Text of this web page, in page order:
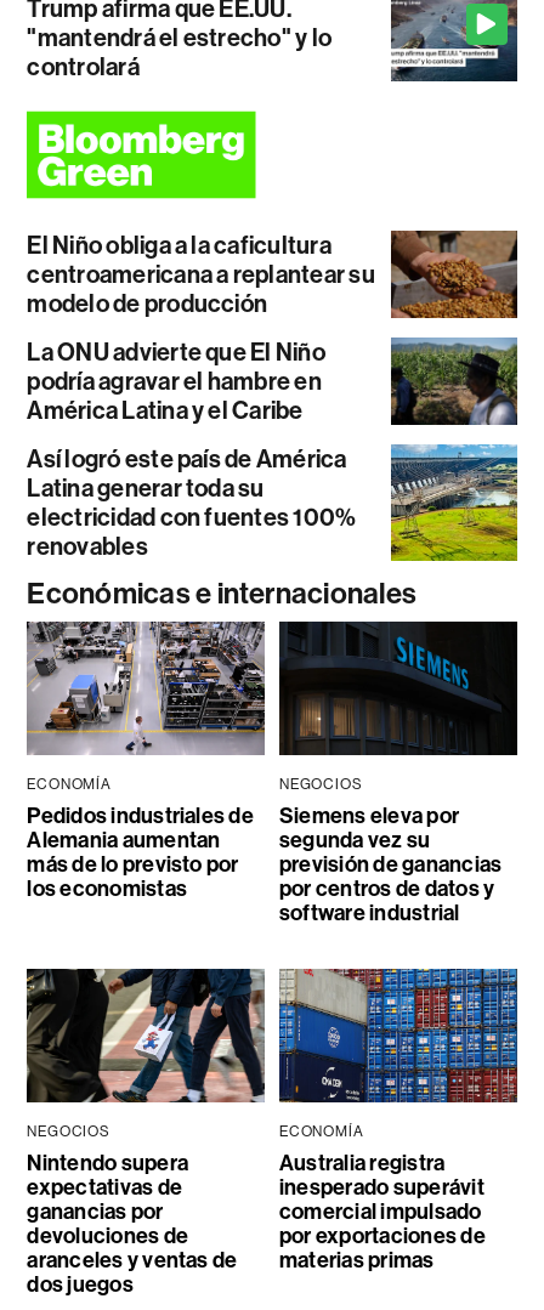
Trump afirma que EE.UU.
"mantendrá el estrecho" y lo
controlará
El Niño obliga a la caficultura
centroamericana a replantear su
modelo de producción
La ONU advierte que El Niño
podría agravar el hambre en
América Latina y el Caribe
Así logró este país de América
Latina generar toda su
electricidad con fuentes 100%
renovables
Económicas e internacionales
ECONOMÍA
Pedidos industriales de
Alemania aumentan
más de lo previsto por
los economistas
NEGOCIOS
Siemens eleva por
segunda vez su
previsión de ganancias
por centros de datos y
software industrial
NEGOCIOS
Nintendo supera
expectativas de
ganancias por
devoluciones de
aranceles y ventas de
dos juegos
ECONOMÍA
Australia registra
inesperado superávit
comercial impulsado
por exportaciones de
materias primas